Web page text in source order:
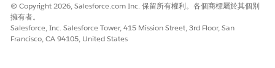
© Copyright 2026, Salesforce.com Inc. 保留所有權利。各個商標屬於其個別
擁有者。
Salesforce, Inc. Salesforce Tower, 415 Mission Street, 3rd Floor, San
Francisco, CA 94105, United States